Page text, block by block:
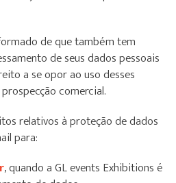
de que também tem
de seus dados pessoais
a se opor ao uso desses
comercial.
relativos à proteção de dados
para:
, quando a GL events Exhibitions é